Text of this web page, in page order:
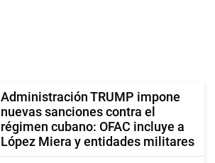
Administración TRUMP impone
nuevas sanciones contra el
régimen cubano: OFAC incluye a
López Miera y entidades militares